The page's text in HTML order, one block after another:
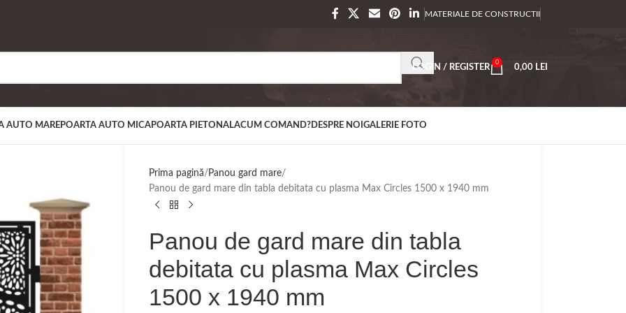
MATERIALE DE CONSTRUCTII
LOGIN / REGISTER
0
0,00 LEI
AUTO MAREPOARTA AUTO MICAPOARTA PIETONALACUM COMAND?DESPRE NOI GALERIE FOTO
Prima pagină
Panou gard mare
Panou de gard mare din tabla debitata cu plasma Max Circles 1500 x 1940 mm
Panou de gard mare din tabla
debitata cu plasma Max Circles
1500 x 1940 mm